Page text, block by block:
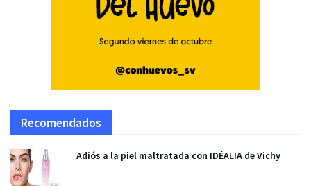
Recomendados
Adiós a la piel maltratada con IDÉALIA de Vichy